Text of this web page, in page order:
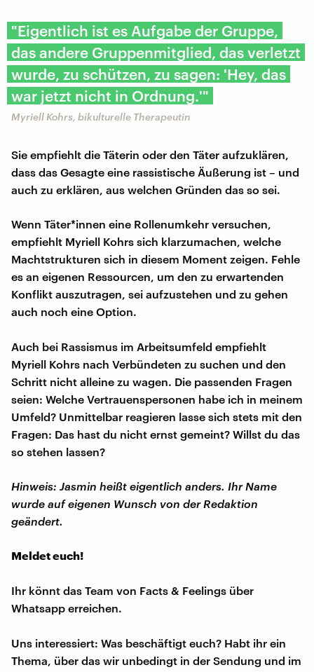
"Eigentlich ist es Aufgabe der Gruppe,
das andere Gruppenmitglied, das verletzt
wurde, zu schützen, zu sagen: 'Hey, das
war jetzt nicht in Ordnung.'"
Myriell Kohrs, bikulturelle Therapeutin
Sie empfiehlt die Täterin oder den Täter aufzuklären,
dass das Gesagte eine rassistische Äußerung ist – und
auch zu erklären, aus welchen Gründen das so sei.
Wenn Täter*innen eine Rollenumkehr versuchen,
empfiehlt Myriell Kohrs sich klarzumachen, welche
Machtstrukturen sich in diesem Moment zeigen. Fehle
es an eigenen Ressourcen, um den zu erwartenden
Konflikt auszutragen, sei aufzustehen und zu gehen
auch noch eine Option.
Auch bei Rassismus im Arbeitsumfeld empfiehlt
Myriell Kohrs nach Verbündeten zu suchen und den
Schritt nicht alleine zu wagen. Die passenden Fragen
seien: Welche Vertrauenspersonen habe ich in meinem
Umfeld? Unmittelbar reagieren lasse sich stets mit den
Fragen: Das hast du nicht ernst gemeint? Willst du das
so stehen lassen?
Hinweis: Jasmin heißt eigentlich anders. Ihr Name
wurde auf eigenen Wunsch von der Redaktion
geändert.
Meldet euch!
Ihr könnt das Team von Facts & Feelings über
Whatsapp erreichen.
Uns interessiert: Was beschäftigt euch? Habt ihr ein
Thema, über das wir unbedingt in der Sendung und im